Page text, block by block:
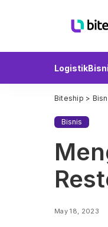
Logistik
Biteship >
Bisnis
May 18, 2023